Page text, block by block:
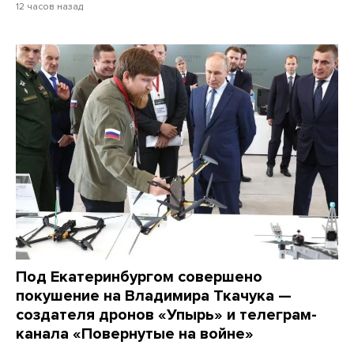
12 часов назад
Под Екатеринбургом совершено
покушение на Владимира Ткачука —
создателя дронов «Упырь» и телеграм-
канала «Повернутые на войне»